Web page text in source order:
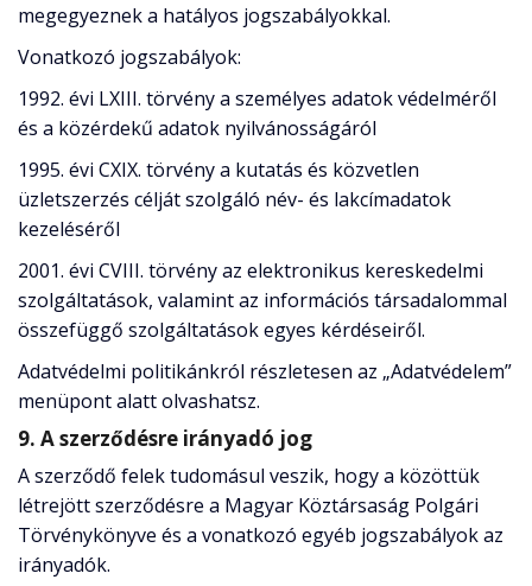
megegyeznek a hatályos jogszabályokkal.
Vonatkozó jogszabályok:
1992. évi LXIII. törvény a személyes adatok védelméről
és a közérdekű adatok nyilvánosságáról
1995. évi CXIX. törvény a kutatás és közvetlen
üzletszerzés célját szolgáló név- és lakcímadatok
kezeléséről
2001. évi CVIII. törvény az elektronikus kereskedelmi
szolgáltatások, valamint az információs társadalommal
összefüggő szolgáltatások egyes kérdéseiről.
Adatvédelmi politikánkról részletesen az „Adatvédelem”
menüpont alatt olvashatsz.
9. A szerződésre irányadó jog
A szerződő felek tudomásul veszik, hogy a közöttük
létrejött szerződésre a Magyar Köztársaság Polgári
Törvénykönyve és a vonatkozó egyéb jogszabályok az
irányadók.